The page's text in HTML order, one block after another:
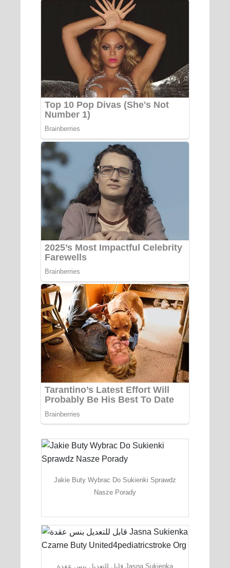
Jakie Buty Wybrac Do Sukienki Sprawdz
Nasze Porady
قابل للتعديل بنس عقدة Jasna Sukienka